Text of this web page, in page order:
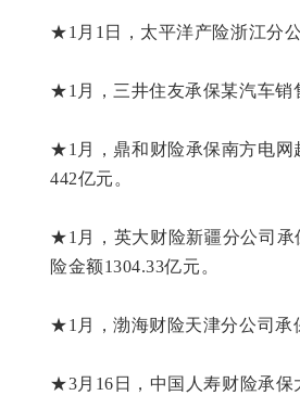
★1月1日，太平洋产险浙江分
★1月，三井住友承保某汽车销
★1月，鼎和财险承保南方电网
442亿元。
★1月，英大财险新疆分公司承
险金额1304.33亿元。
★1月，渤海财险天津分公司承
★3月16日，中国人寿财险承保